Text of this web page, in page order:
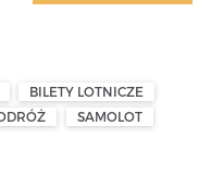
BILETY LOTNICZE
SAMOLOT